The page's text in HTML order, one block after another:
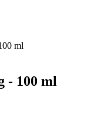
ml
- 100 ml